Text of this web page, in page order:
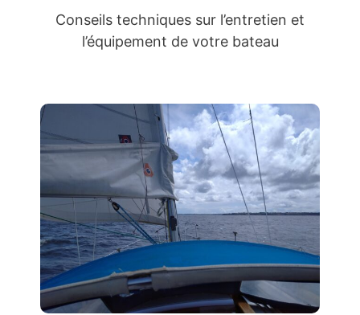
Conseils techniques sur l’entretien et
l’équipement de votre bateau